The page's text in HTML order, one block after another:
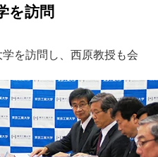
を訪問
を訪問し、西原教授も会